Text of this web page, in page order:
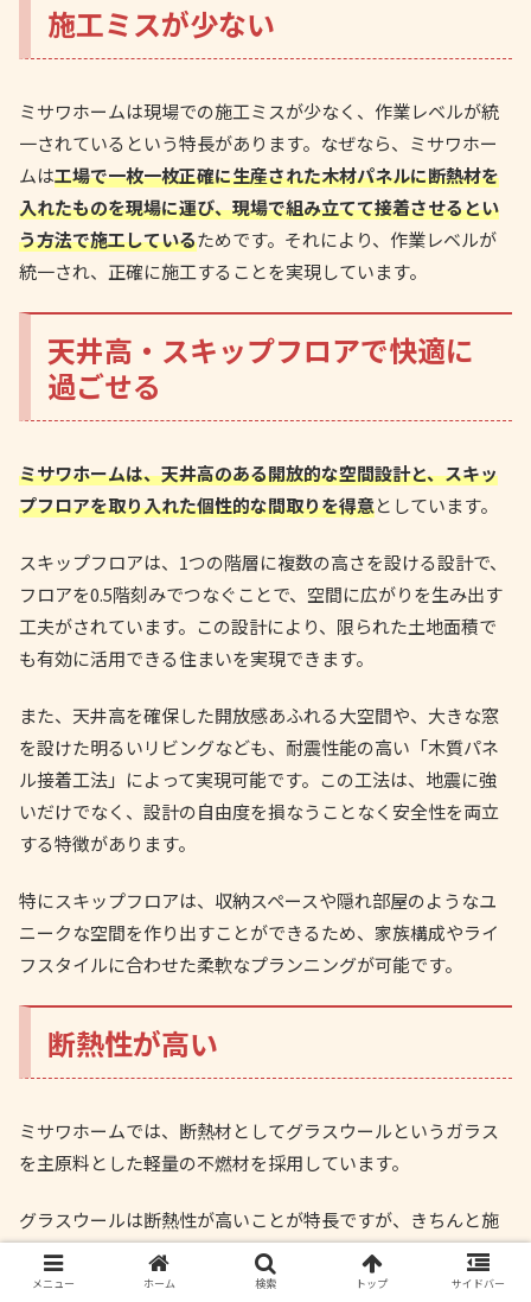
施工ミスが少ない
ミサワホームは現場での施工ミスが少なく、作業レベルが統
一されているという特長があります。なぜなら、ミサワホー
ムは工場で一枚一枚正確に生産された木材パネルに断熱材を
入れたものを現場に運び、現場で組み立てて接着させるとい
う方法で施工しているためです。それにより、作業レベルが
統一され、正確に施工することを実現しています。
天井高・スキップフロアで快適に
過ごせる
ミサワホームは、天井高のある開放的な空間設計と、スキッ
プフロアを取り入れた個性的な間取りを得意としています。
スキップフロアは、1つの階層に複数の高さを設ける設計で、
フロアを0.5階刻みでつなぐことで、空間に広がりを生み出す
工夫がされています。この設計により、限られた土地面積で
も有効に活用できる住まいを実現できます。
また、天井高を確保した開放感あふれる大空間や、大きな窓
を設けた明るいリビングなども、耐震性能の高い「木質パネ
ル接着工法」によって実現可能です。この工法は、地震に強
いだけでなく、設計の自由度を損なうことなく安全性を両立
する特徴があります。
特にスキップフロアは、収納スペースや隠れ部屋のようなユ
ニークな空間を作り出すことができるため、家族構成やライ
フスタイルに合わせた柔軟なプランニングが可能です。
断熱性が高い
ミサワホームでは、断熱材としてグラスウールというガラス
を主原料とした軽量の不燃材を採用しています。
グラスウールは断熱性が高いことが特長ですが、きちんと施
工しなければ本来の断熱性能を発揮できません。現場の作業
員の熟練の技が必要であり、敬遠しているハウスメーカーも
メニュー ホーム 検索 トップ サイドバー